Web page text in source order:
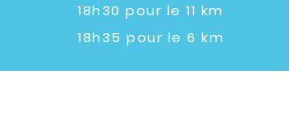
18h30 pour le 11 km
18h35 pour le 6 km